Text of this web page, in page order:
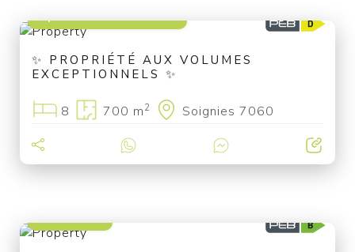
✨ PROPRIÉTÉ AUX VOLUMES
EXCEPTIONNELS ✨
8 700 m2 Soignies 7060